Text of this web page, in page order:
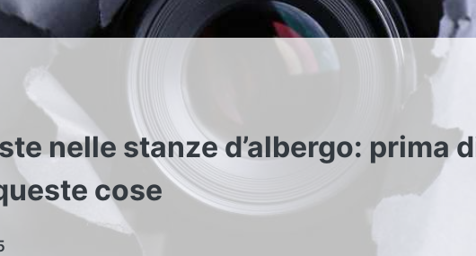
nelle stanze d’albergo: prima
cose